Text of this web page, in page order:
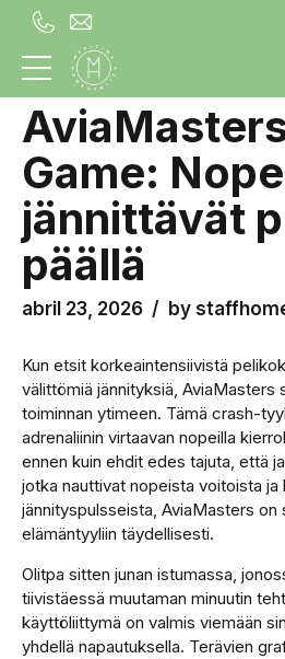
UNCATEGORIZED
Game:
jännittävät
päällä
abril 23, 2026 by
Kun etsit korkeaintensiivistä
välittömiä jännityksiä, AviaMasters
toiminnan ytimeen. Tämä crash-
adrenaliinin virtaavan nopeilla
ennen kuin ehdit edes tajuta, että
jotka nauttivat nopeista voitoista ja
jännityspulsseista, AviaMasters on
elämäntyyliin täydellisesti.
Olitpa sitten junan istumassa,
tiivistäessä muutaman minuutin
käyttöliittymä on valmis viemään
yhdellä napautuksella. Terävien